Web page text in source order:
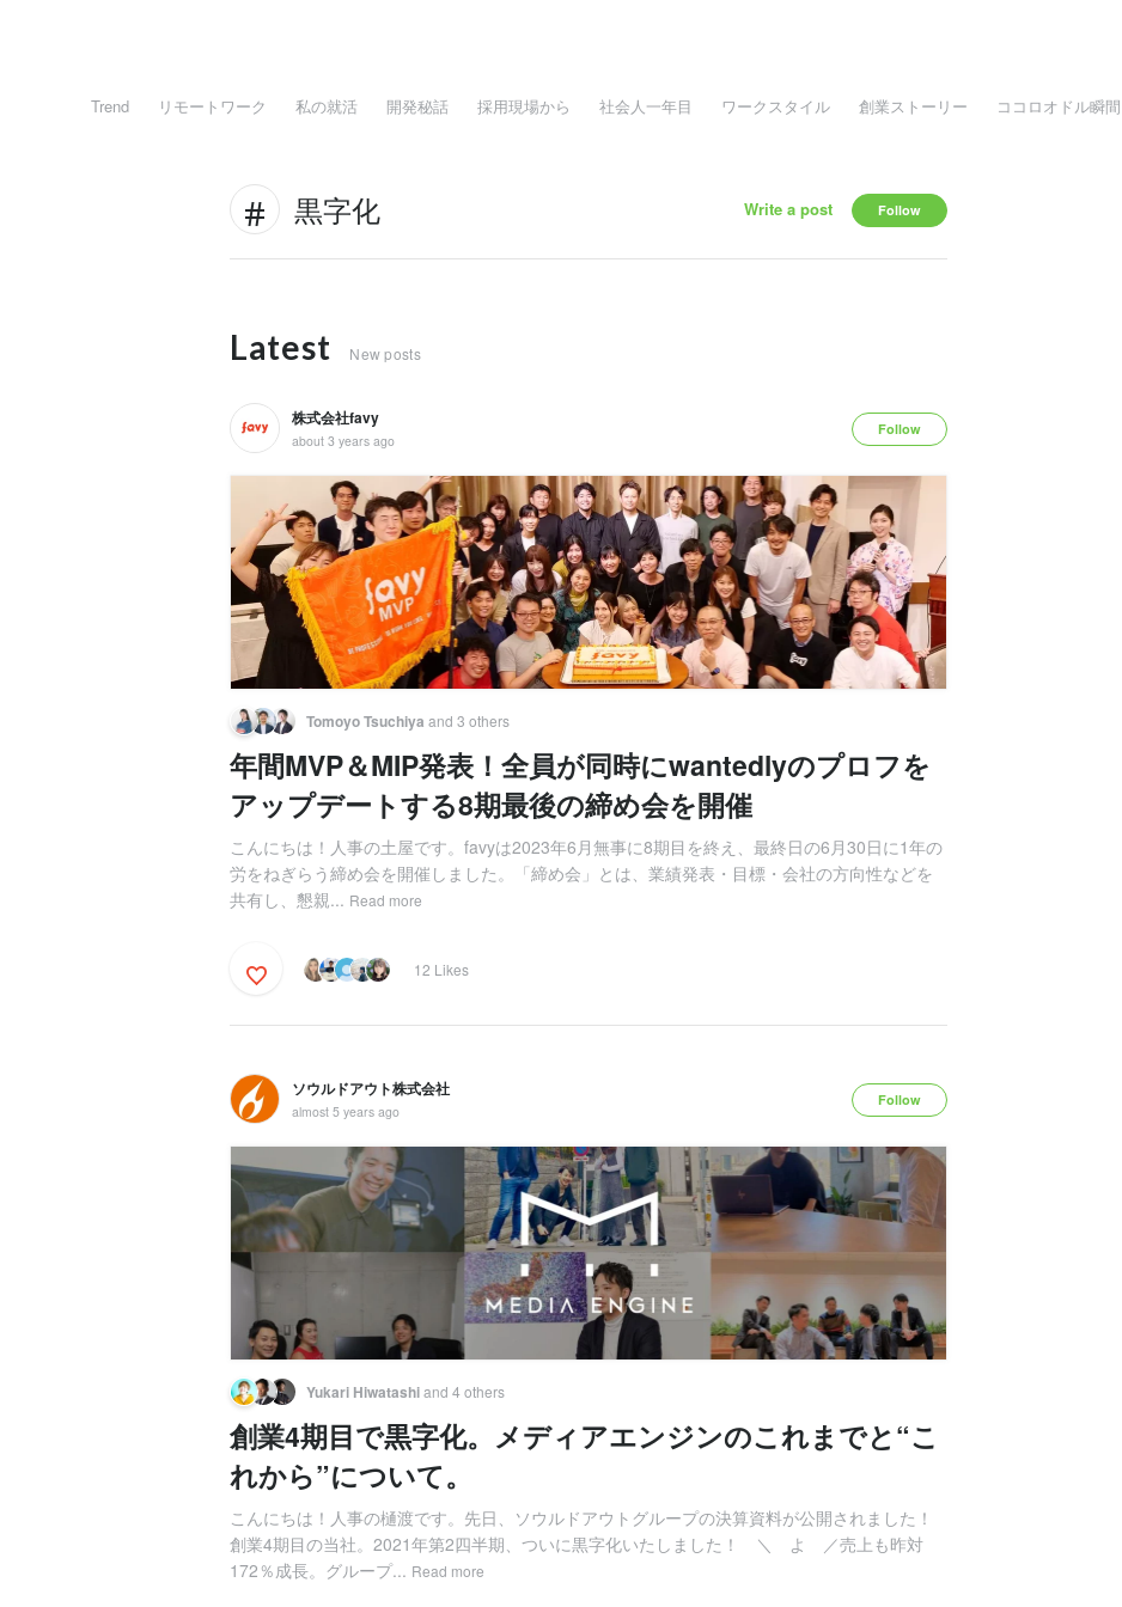
Trend リモートワーク 私の就活 開発秘話 採用現場から 社会人一年目 ワークスタイル 創業ストーリー ココロオドル瞬間
黒字化 Write a post Follow
Latest New posts
株式会社favy
about 3 years ago
Follow
Tomoyo Tsuchiya and 3 others
年間MVP＆MIP発表！全員が同時にwantedlyのプロフを
アップデートする8期最後の締め会を開催
こんにちは！人事の土屋です。favyは2023年6月無事に8期目を終え、最終日の6月30日に1年の
労をねぎらう締め会を開催しました。「締め会」とは、業績発表・目標・会社の方向性などを
共有し、懇親... Read more
12 Likes
ソウルドアウト株式会社
almost 5 years ago
Follow
Yukari Hiwatashiand 4 others
創業4期目で黒字化。メディアエンジンのこれまでと“こ
れから”について。
こんにちは！人事の樋渡です。先日、ソウルドアウトグループの決算資料が公開されました！
創業4期目の当社。2021年第2四半期、ついに黒字化いたしました！ ＼ よ ／売上も昨対
172％成長。グループ... Read more